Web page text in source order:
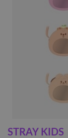
STRAY KIDS